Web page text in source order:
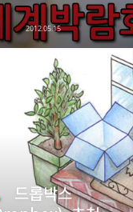
2012.05.15
드롭박스